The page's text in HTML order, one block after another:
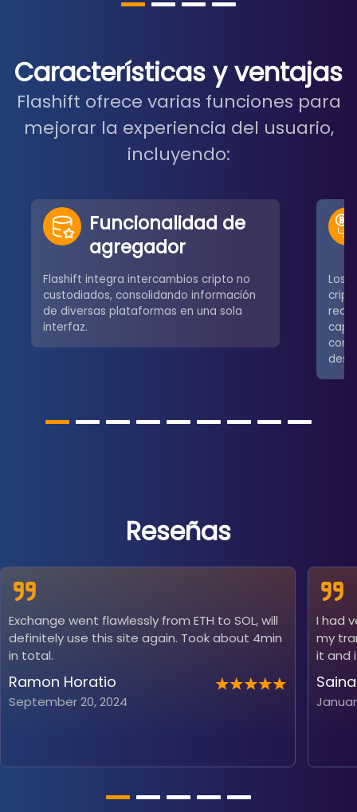
Características y ventajas
Flashift ofrece varias funciones para
mejorar la experiencia del usuario,
incluyendo:
Funcionalidad de
agregador
Flashift integra intercambios cripto no
custodiados, consolidando información
de diversas plataformas en una sola
interfaz.
Los
Reseñas
Exchange went flawlessly from ETH to SOL, will
definitely use this site again. Took about 4min
in total.
Ramon Horatio
September 20, 2024
I had
my
it and
Saina